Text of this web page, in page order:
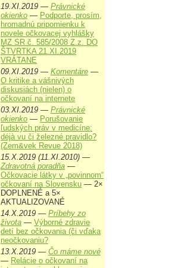
19.XI.2019 — Právnické
okienko — Podporte, prosím,
hromadnú pripomienku k
novele očkovacej vyhlášky
MZ SR č. 585/2008 Z.z. DO
ŠTVRTKA 21.XI.2019
VRÁTANE
09.XI.2019 — Komentáre —
O kritike a vášnivých
diskusiách (nielen) o
očkovaní na internete
03.XI.2019 — Právnické
okienko — Porušovanie
ľudských práv v medicíne:
déjà vu či železné pravidlo?
(Zem&vek Revue 2018)
15.X.2019 (11.XI.2010) —
Zdravotná poradňa —
Očkovacie látky v „povinnom“
očkovaní na Slovensku — 2×
DOPLNENÉ a 5×
AKTUALIZOVANÉ
14.X.2019 — Príbehy zo
života — Výborné zdravie
detí bez očkovania (či vďaka
neočkovaniu?
13.X.2019 — Čo máme nové
— Relácie o očkovaní na